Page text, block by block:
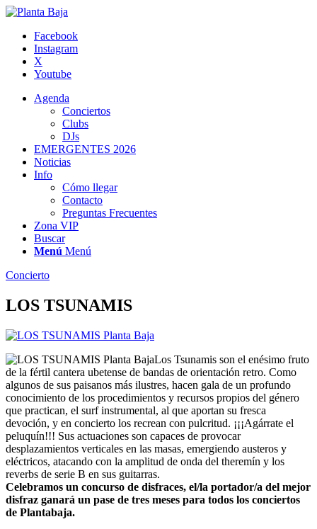
Facebook
Instagram
X
Youtube
Agenda
Conciertos
Clubs
DJs
EMERGENTES 2026
Noticias
Info
Cómo llegar
Contacto
Preguntas Frecuentes
Zona VIP
Buscar
Menú Menú
Concierto
LOS TSUNAMIS
Los Tsunamis son el enésimo fruto
de la fértil cantera ubetense de bandas de orientación retro. Como
algunos de sus paisanos más ilustres, hacen gala de un profundo
conocimiento de los procedimientos y recursos propios del género
que practican, el surf instrumental, al que aportan su fresca
devoción, y en concierto los recrean con pulcritud. ¡¡¡Agárrate el
peluquín!!! Sus actuaciones son capaces de provocar
desplazamientos verticales en las masas, emergiendo austeros y
eléctricos, atacando con la amplitud de onda del theremín y los
reverbs de serie B en sus guitarras.
Celebramos un concurso de disfraces, el/la portador/a del mejor
disfraz ganará un pase de tres meses para todos los conciertos
de Plantabaja.